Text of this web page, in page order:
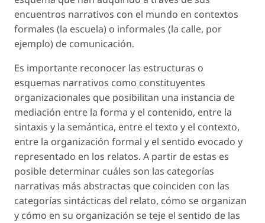
encuentros narrativos con el mundo en contextos
formales (la escuela) o informales (la calle, por
ejemplo) de comunicación.
Es importante reconocer las estructuras o
esquemas narrativos como constituyentes
organizacionales que posibilitan una instancia de
mediación entre la forma y el contenido, entre la
sintaxis y la semántica, entre el texto y el contexto,
entre la organización formal y el sentido evocado y
representado en los relatos. A partir de estas es
posible determinar cuáles son las categorías
narrativas más abstractas que coinciden con las
categorías sintácticas del relato, cómo se organizan
y cómo en su organización se teje el sentido de las